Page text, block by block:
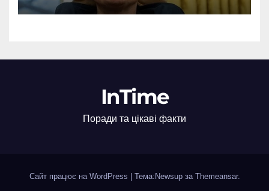
InTime
Поради та цікаві факти
Сайт працює на WordPress Тема:Newsup за Themeansar.